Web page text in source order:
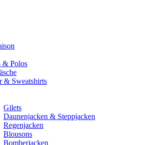
& Polos
& Sweatshirts
Gilets
Daunenjacken & Steppjacken
Regenjacken
Blousons
Bomberjacken